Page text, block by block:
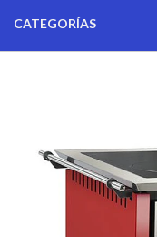
CATEGORÍAS